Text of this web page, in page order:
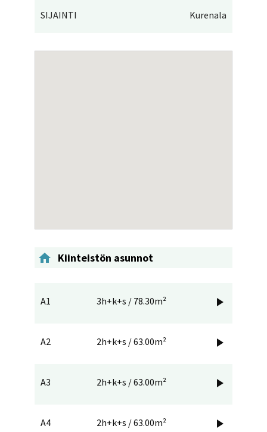
SIJAINTI Kurenala
 Kiinteistön asunnot
A1 3h+k+s / 78.30m² 
A2 2h+k+s / 63.00m² 
A3 2h+k+s / 63.00m² 
A4 2h+k+s / 63.00m² 